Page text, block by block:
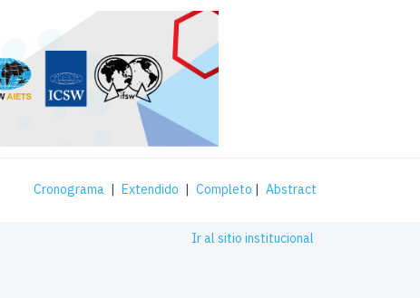
Cronograma | Extendido | Completo | Abstract
Ir al sitio institucional